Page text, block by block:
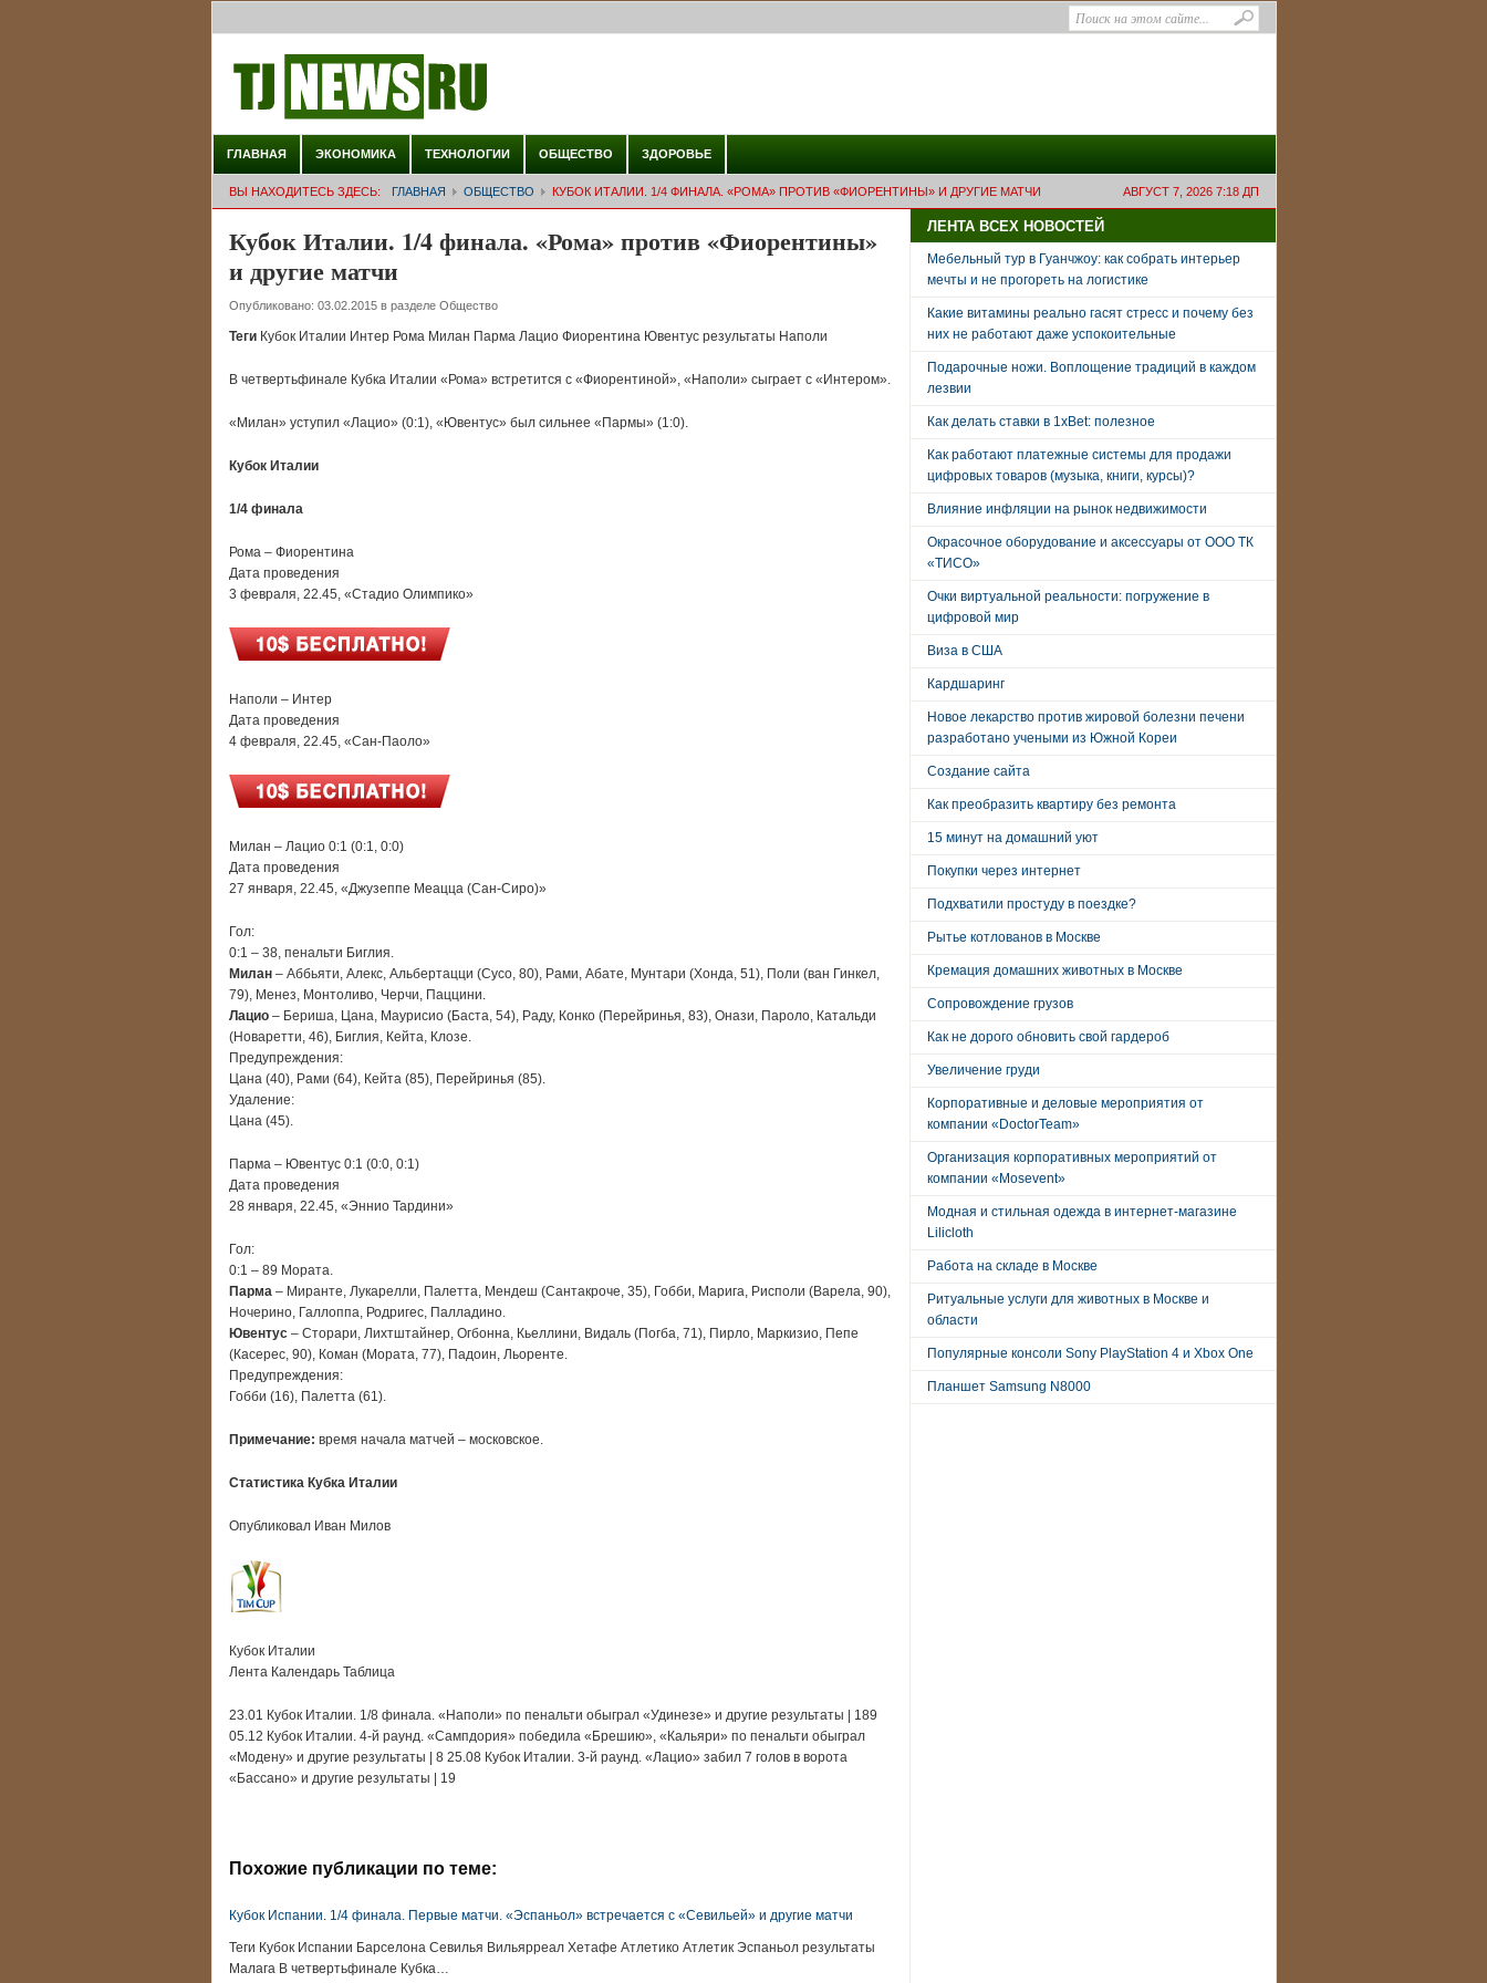
ГЛАВНАЯ ЭКОНОМИКА ТЕХНОЛОГИИ ОБЩЕСТВО ЗДОРОВЬЕ
АВГУСТ 7, 2026 7:18 ДП
ВЫ НАХОДИТЕСЬ ЗДЕСЬ: ГЛАВНАЯ ОБЩЕСТВО КУБОК ИТАЛИИ. 1/4 ФИНАЛА. «РОМА» ПРОТИВ «ФИОРЕНТИНЫ» И ДРУГИЕ МАТЧИ
Кубок Италии. 1/4 финала. «Рома» против «Фиорентины»
и другие матчи
Опубликовано: 03.02.2015 в разделе Общество
ТегиКубок Италии Интер Рома Милан Парма Лацио Фиорентина Ювентус результаты Наполи
В четвертьфинале Кубка Италии «Рома» встретится с «Фиорентиной», «Наполи» сыграет с «Интером».
«Милан» уступил «Лацио» (0:1), «Ювентус» был сильнее «Пармы» (1:0).
Кубок Италии
1/4 финала
Рома – Фиорентина
Дата проведения
3 февраля, 22.45, «Стадио Олимпико»
Наполи – Интер
Дата проведения
4 февраля, 22.45, «Сан-Паоло»
Милан – Лацио 0:1 (0:1, 0:0)
Дата проведения
27 января, 22.45, «Джузеппе Меацца (Сан-Сиро)»
Гол:
0:1 – 38, пенальти Биглия.
Милан– Аббьяти, Алекс, Альбертацци (Сусо, 80), Рами, Абате, Мунтари (Хонда, 51), Поли (ван Гинкел,
79), Менез, Монтоливо, Черчи, Паццини.
Лацио– Бериша, Цана, Маурисио (Баста, 54), Раду, Конко (Перейринья, 83), Онази, Пароло, Катальди
(Новаретти, 46), Биглия, Кейта, Клозе.
Предупреждения:
Цана (40), Рами (64), Кейта (85), Перейринья (85).
Удаление:
Цана (45).
Парма – Ювентус 0:1 (0:0, 0:1)
Дата проведения
28 января, 22.45, «Эннио Тардини»
Гол:
0:1 – 89 Мората.
Парма– Миранте, Лукарелли, Палетта, Мендеш (Сантакроче, 35), Гобби, Марига, Рисполи (Варела, 90),
Ночерино, Галлоппа, Родригес, Палладино.
Ювентус– Сторари, Лихтштайнер, Огбонна, Кьеллини, Видаль (Погба, 71), Пирло, Маркизио, Пепе
(Касерес, 90), Коман (Мората, 77), Падоин, Льоренте.
Предупреждения:
Гобби (16), Палетта (61).
Примечание: время начала матчей – московское.
Статистика Кубка Италии
Опубликовал Иван Милов
Кубок Италии
Лента Календарь Таблица
23.01 Кубок Италии. 1/8 финала. «Наполи» по пенальти обыграл «Удинезе» и другие результаты | 189
05.12 Кубок Италии. 4-й раунд. «Сампдория» победила «Брешию», «Кальяри» по пенальти обыграл
«Модену» и другие результаты | 8 25.08 Кубок Италии. 3-й раунд. «Лацио» забил 7 голов в ворота
«Бассано» и другие результаты | 19
Похожие публикации по теме:
Кубок Испании. 1/4 финала. Первые матчи. «Эспаньол» встречается с «Севильей» и другие матчи
Теги Кубок Испании Барселона Севилья Вильярреал Хетафе Атлетико Атлетик Эспаньол результаты
Малага В четвертьфинале Кубка…
ЛЕНТА ВСЕХ НОВОСТЕЙ
Мебельный тур в Гуанчжоу: как собрать интерьер
мечты и не прогореть на логистике
Какие витамины реально гасят стресс и почему без
них не работают даже успокоительные
Подарочные ножи. Воплощение традиций в каждом
лезвии
Как делать ставки в 1xBet: полезное
Как работают платежные системы для продажи
цифровых товаров (музыка, книги, курсы)?
Влияние инфляции на рынок недвижимости
Окрасочное оборудование и аксессуары от ООО ТК
«ТИСО»
Очки виртуальной реальности: погружение в
цифровой мир
Виза в США
Кардшаринг
Новое лекарство против жировой болезни печени
разработано учеными из Южной Кореи
Создание сайта
Как преобразить квартиру без ремонта
15 минут на домашний уют
Покупки через интернет
Подхватили простуду в поездке?
Рытье котлованов в Москве
Кремация домашних животных в Москве
Сопровождение грузов
Как не дорого обновить свой гардероб
Увеличение груди
Корпоративные и деловые мероприятия от
компании «DoctorTeam»
Организация корпоративных мероприятий от
компании «Mosevent»
Модная и стильная одежда в интернет-магазине
Lilicloth
Работа на складе в Москве
Ритуальные услуги для животных в Москве и
области
Популярные консоли Sony PlayStation 4 и Xbox One
Планшет Samsung N8000